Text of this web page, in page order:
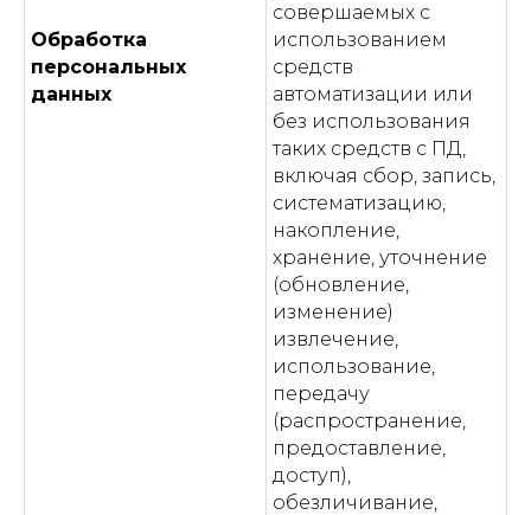
Обработка
персональных
данных
совершаемых с
использованием
средств
автоматизации или
без использования
таких средств с ПД,
включая сбор, запись,
систематизацию,
накопление,
хранение, уточнение
(обновление,
изменение)
извлечение,
использование,
передачу
(распространение,
предоставление,
доступ),
обезличивание,